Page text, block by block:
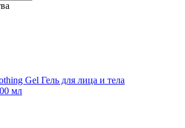
Gel Гель для лица и тела
мл